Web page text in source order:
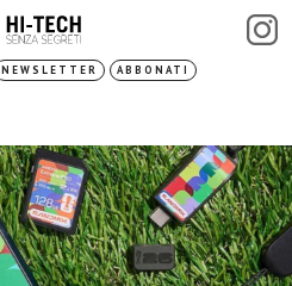
NEWSLETTER ABBONATI